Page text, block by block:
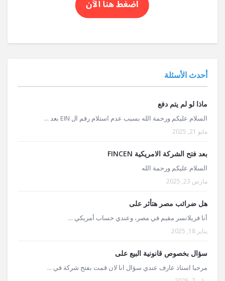
أحدث الأسئلة
ماذا لو لم يتم دفع
السلام عليكم ورحمة الله بسبب عدم استلام رقم ال EIN بعد ...
مايو 21, 2025
بعد فتح الشركة الامريكية FINCEN
السلام عليكم ورحمة الله
مارس 23, 2025
هل ضرائب مصر هتأثر على
أنا فريلانسر مقيم في مصر، وعندي حساب أمريكي ...
يناير 18, 2025
سؤال بخصوص قانونية البيع على
مرحبا استاذ عارف عندي سؤال انا لان قمت بفتح شركة في ...